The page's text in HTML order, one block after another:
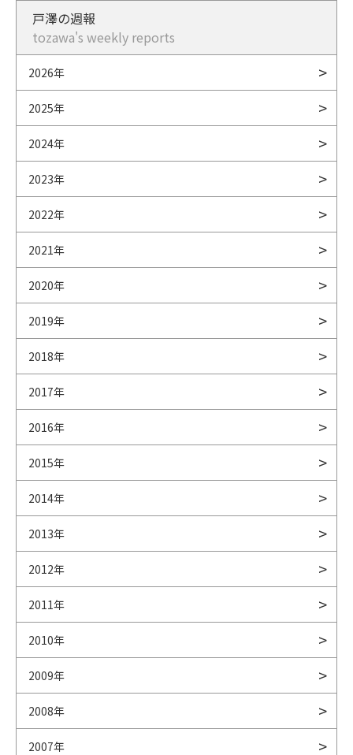
戸澤の週報
tozawa's weekly reports
2026年
2025年
2024年
2023年
2022年
2021年
2020年
2019年
2018年
2017年
2016年
2015年
2014年
2013年
2012年
2011年
2010年
2009年
2008年
2007年